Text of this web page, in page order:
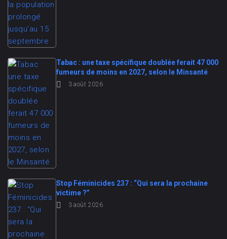
Tabac : une taxe spécifique doublée ferait 47 000
fumeurs de moins en 2027, selon le Minsanté
3 août 2026
Stop Féminicides 237 : “Qui sera la prochaine
victime ?”
3 août 2026